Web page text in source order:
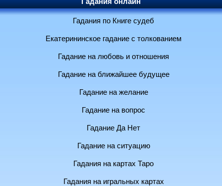
Гадания по Книге судеб
Екатерининское гадание с толкованием
Гадание на любовь и отношения
Гадание на ближайшее будущее
Гадание на желание
Гадание на вопрос
Гадание Да Нет
Гадание на ситуацию
Гадания на картах Таро
Гадания на игральных картах